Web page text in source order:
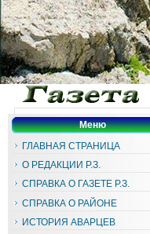
Меню
ГЛАВНАЯ СТРАНИЦА
О РЕДАКЦИИ Р.З.
СПРАВКА О ГАЗЕТЕ Р.З.
СПРАВКА О РАЙОНЕ
ИСТОРИЯ АВАРЦЕВ